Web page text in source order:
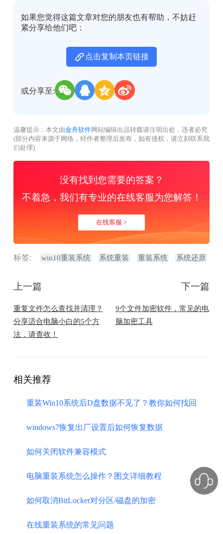
如果您觉得这篇文章对您的朋友也有帮助，不妨赶
紧分享给他们吧：
点击复制本页链接
或分享至:
温馨提示：本文由金舟软件网站编辑出品转载请注明出处，违者必究
(部分内容来源于网络，经作者整理后发布，如有侵权，请立刻联系我
们处理)
没有找到您需要的答案？
不着急，我们有专业的在线客服为您解答！
在线客服 >
标签: win10重装系统 系统重装 重装系统 系统还原
上一篇
重复文件怎么查找并清理？
分享适合电脑小白的5个方
法，请查收！
下一篇
9个文件加密软件，常见的电
脑加密工具
相关推荐
重装Win10系统后D盘数据不见了？教你如何找回
windows7恢复出厂设置后如何恢复数据
如何关闭软件兼容模式
电脑重装系统怎么操作？图文详细教程
如何取消BitLocker对分区/磁盘的加密
在线重装系统的常见问题